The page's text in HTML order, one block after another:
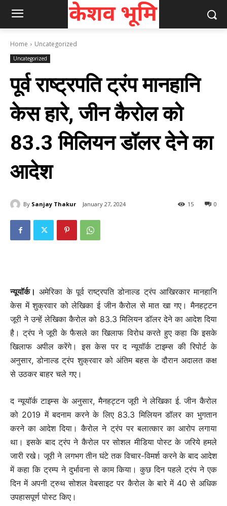
Home Uncategorized
Uncategorized
पूर्व राष्‍ट्रपति ट्रंप मानहानि
केस हारे, जीन कैरोल को
83.3 मिलियन डॉलर देने का
आदेश
By Sanjay Thakur January 27, 2024 0
15
न्यूयॉर्क। अमेरिका के पूर्व राष्ट्रपति डोनाल्ड ट्रंप आखिरकार मानहानि
केस में शुक्रवार को लेखिका ई जीन कैरोल से मात खा गए। मैनहट्टन
जूरी ने उन्हें लेखिका कैरोल को 83.3 मिलियन डॉलर देने का आदेश दिया
है। ट्रंप ने जूरी के फैसले का खिलाफ विरोध करते हुए कहा कि इसके
खिलाफ अपील करेंगे। इस केस पर द न्यूयॉर्क टाइम्स की रिपोर्ट के
अनुसार, डोनाल्ड ट्रंप शुक्रवार को अंतिम बहस के दौरान अदालत कक्ष
से उठकर बाहर चले गए।
द न्यूयॉर्क टाइम्स के अनुसार, मैनहट्टन जूरी ने लेखिका ई. जीन कैरोल
को 2019 में बदनाम करने के लिए 83.3 मिलियन डॉलर का भुगतान
करने का आदेश दिया। कैरोल ने ट्रंप पर बलात्कार का आरोप लगाया
था। इसके बाद ट्रंप ने कैरोल पर सोशल मीडिया पोस्ट के जरिये हमले
जारी रखे। जूरी ने लगभग तीन घंटे तक विचार-विमर्श करने के बाद आदेश
में कहा कि ट्रम्प ने दुर्भावना से काम किया। कुछ दिन पहले ट्रंप ने एक
दिन में अपनी ट्रुथ सोशल वेबसाइट पर कैरोल के बारे में 40 से अधिक
उपहासपूर्ण पोस्ट किए।